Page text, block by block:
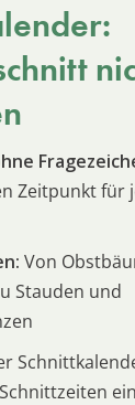
Zeitpunkt für
Von
Stauden und